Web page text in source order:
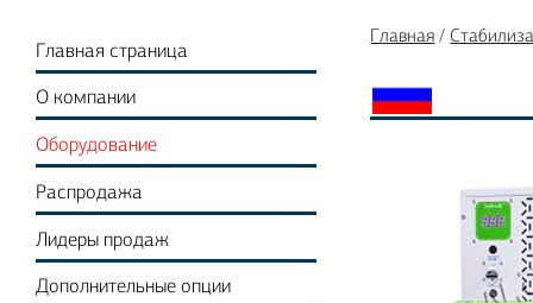
Главная страница
О компании
Оборудование
Распродажа
Лидеры продаж
Дополнительные опции
Главная /